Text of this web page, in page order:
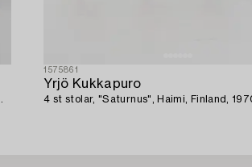
1575861
Yrjö Kukkapuro
4 st stolar, "Saturnus", Haimi, Finland,